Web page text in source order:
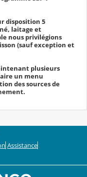
disposition 5
laitage et
nous privilégions
(sauf exception et
plusieurs
un menu
des sources de
Assistance